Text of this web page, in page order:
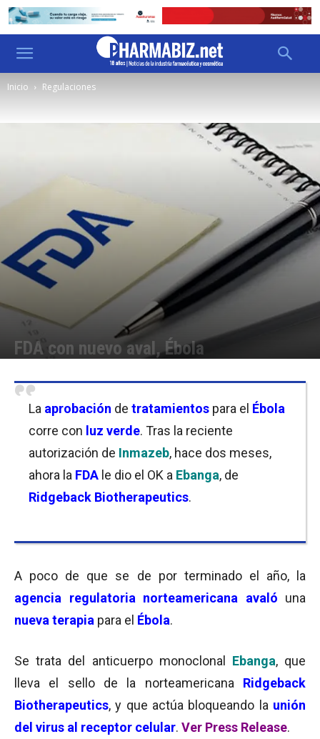
Inicio Regulaciones
FDA con nuevo aval, Ébola
La aprobación de tratamientos para el Ébola
corre con luz verde. Tras la reciente
autorización de Inmazeb, hace dos meses,
ahora la FDA le dio el OK a Ebanga, de
Ridgeback Biotherapeutics.
A poco de que se de por terminado el año, la
agencia regulatoria norteamericana avaló una
nueva terapia para el Ébola.
Se trata del anticuerpo monoclonal Ebanga, que
lleva el sello de la norteamericana Ridgeback
Biotherapeutics, y que actúa bloqueando la unión
del virus al receptor celular. Ver Press Release.